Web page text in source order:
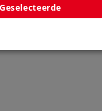
8923
Geselecteerde